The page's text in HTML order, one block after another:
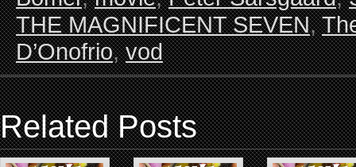
THE MAGNIFICENT SEVEN,
D’Onofrio,vod
Related Posts